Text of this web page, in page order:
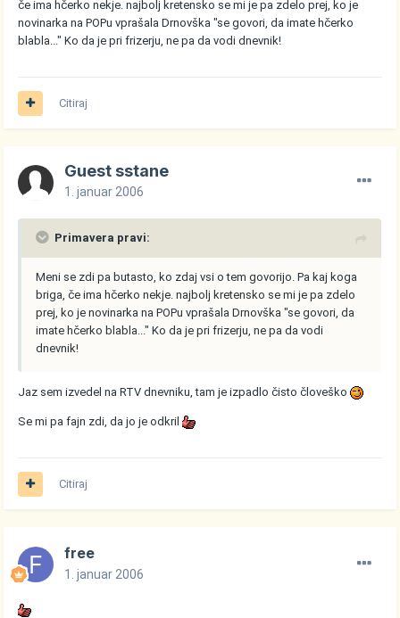
če ima hčerko nekje. najbolj kretensko se mi je pa zdelo prej, ko je
novinarka na POPu vprašala Drnovška "se govori, da imate hčerko
blabla..." Ko da je pri frizerju, ne pa da vodi dnevnik!
Citiraj
Guest sstane
1. januar 2006
Primavera pravi:
Meni se zdi pa butasto, ko zdaj vsi o tem govorijo. Pa kaj koga
briga, če ima hčerko nekje. najbolj kretensko se mi je pa zdelo
prej, ko je novinarka na POPu vprašala Drnovška "se govori, da
imate hčerko blabla..." Ko da je pri frizerju, ne pa da vodi
dnevnik!
Jaz sem izvedel na RTV dnevniku, tam je izpadlo čisto človeško
Se mi pa fajn zdi, da jo je odkril
Citiraj
free
1. januar 2006